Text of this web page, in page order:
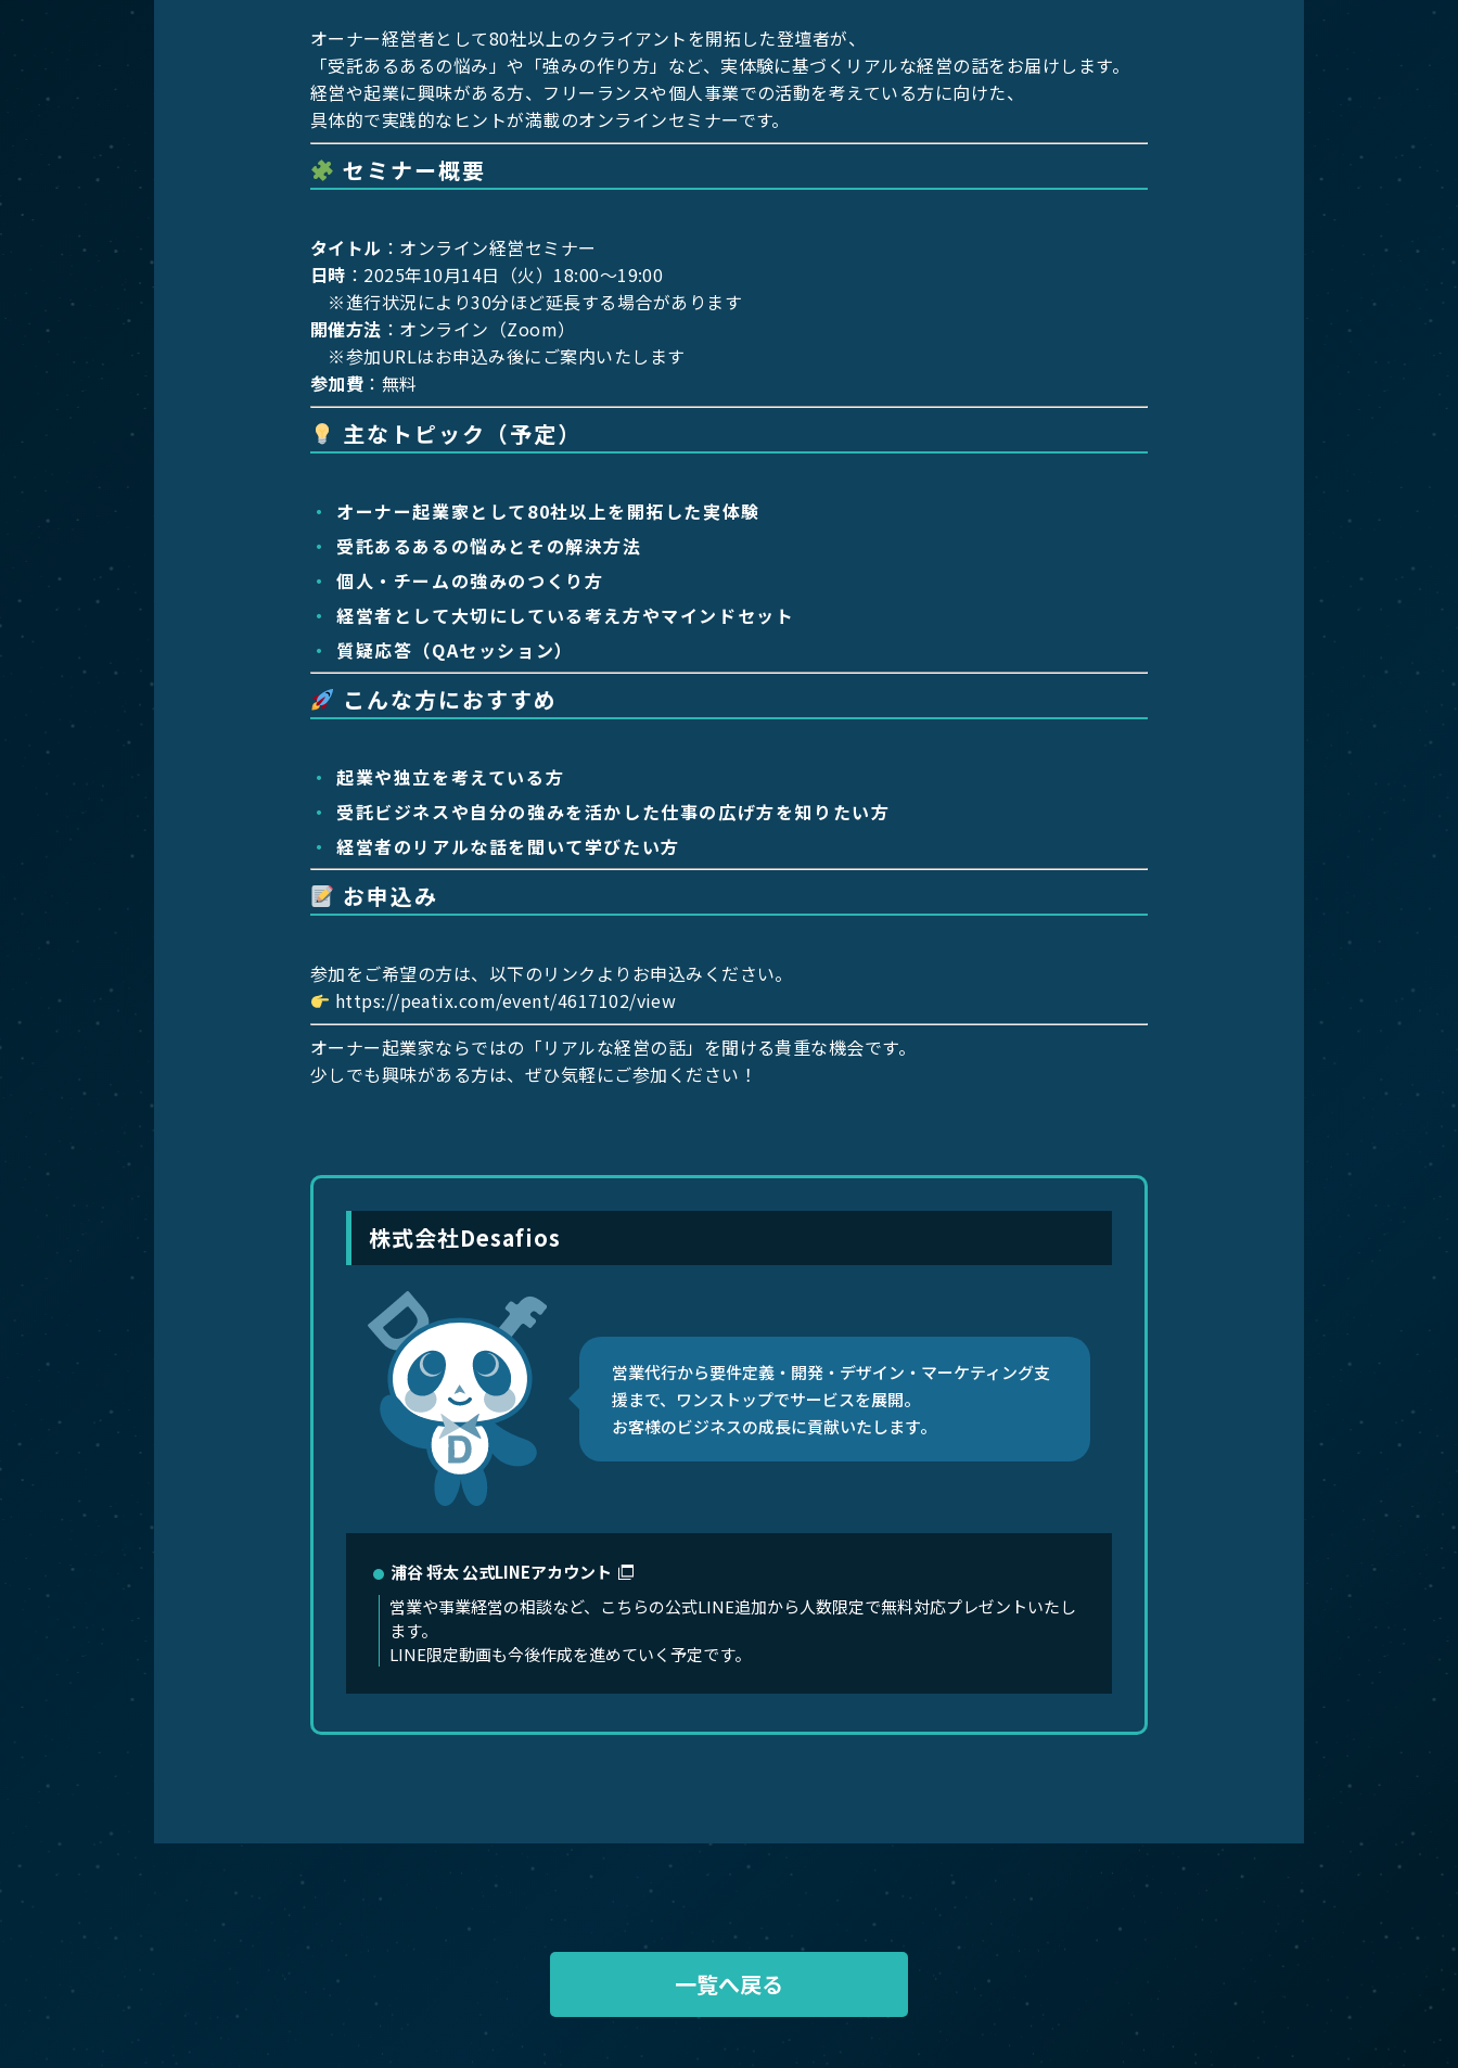
オーナー経営者として80社以上のクライアントを開拓した登壇者が、
「受託あるあるの悩み」や「強みの作り方」など、実体験に基づくリアルな経営の話をお届けします。
経営や起業に興味がある方、フリーランスや個人事業での活動を考えている方に向けた、
具体的で実践的なヒントが満載のオンラインセミナーです。
セミナー概要
タイトル ：オンライン経営セミナー
日時 ：2025年10月14日（火）18:00〜19:00
※進行状況により30分ほど延長する場合があります
開催方法 ：オンライン（Zoom）
※参加URLはお申込み後にご案内いたします
参加費 ：無料
主なトピック（予定）
オーナー起業家として80社以上を開拓した実体験
受託あるあるの悩みとその解決方法
個人・チームの強みのつくり方
経営者として大切にしている考え方やマインドセット
質疑応答（QAセッション）
こんな方におすすめ
起業や独立を考えている方
受託ビジネスや自分の強みを活かした仕事の広げ方を知りたい方
経営者のリアルな話を聞いて学びたい方
お申込み
参加をご希望の方は、以下のリンクよりお申込みください。
https://peatix.com/event/4617102/view
オーナー起業家ならではの「リアルな経営の話」を聞ける貴重な機会です。
少しでも興味がある方は、ぜひ気軽にご参加ください！
株式会社Desafios
営業代行から要件定義・開発・デザイン・マーケティング支
援まで、ワンストップでサービスを展開。
お客様のビジネスの成長に貢献いたします。
浦谷 将太公式LINEアカウント
営業や事業経営の相談など、こちらの公式LINE追加から人数限定で無料対応プレゼントいたし
ます。
LINE限定動画も今後作成を進めていく予定です。
一覧へ戻る